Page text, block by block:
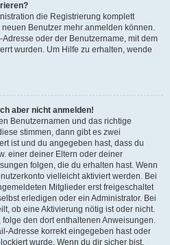
die Registrierung komplett
Benutzer mehr anmelden können.
oder der Benutzername, mit dem
wurden. Um Hilfe zu erhalten, wende
aber nicht anmelden!
Benutzernamen und das richtige
stimmen, dann gibt es zwei
ist und du angegeben hast, dass du
einer deiner Eltern oder deiner
folgen, die du erhalten hast. Wenn
vielleicht aktiviert werden. Bei
Mitglieder erst freigeschaltet
erledigen oder ein Administrator. Bei
ob eine Aktivierung nötig ist oder nicht.
den dort enthaltenen Anweisungen.
Adresse korrekt eingegeben hast oder
wurde. Wenn du dir sicher bist,